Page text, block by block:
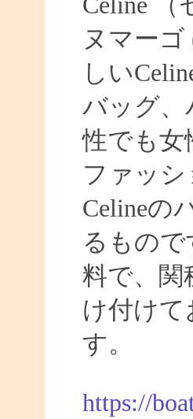
ヌマー
しい
バッグ、
性でも女
ファッシ
Celineの
るもので
料で、関
け付け
す。
https://